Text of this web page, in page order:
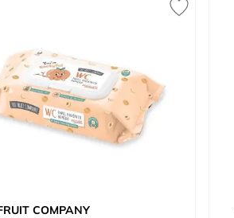
COMPANY